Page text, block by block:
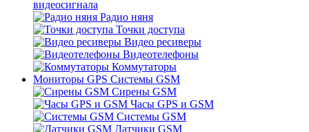
видеосигнала
Радио няня
Точки доступа
Видео ресиверы
Видеотелефоны
Коммутаторы
Мониторы GPS Системы GSM
Сирены GSM
Часы GPS и GSM
Системы GSM
Датчики GSM